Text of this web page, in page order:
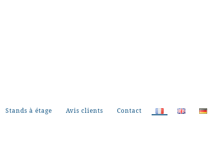
Stands à étage Avis clients Contact